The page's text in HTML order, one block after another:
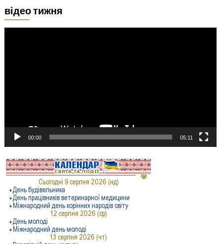
відео тижня
00:00 05:11